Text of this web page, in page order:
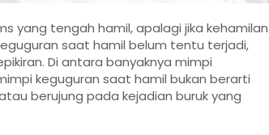
yang tengah hamil, apalagi jika kehamilan
saat hamil belum tentu terjadi,
Di antara banyaknya mimpi
keguguran saat hamil bukan berarti
berujung pada kejadian buruk yang